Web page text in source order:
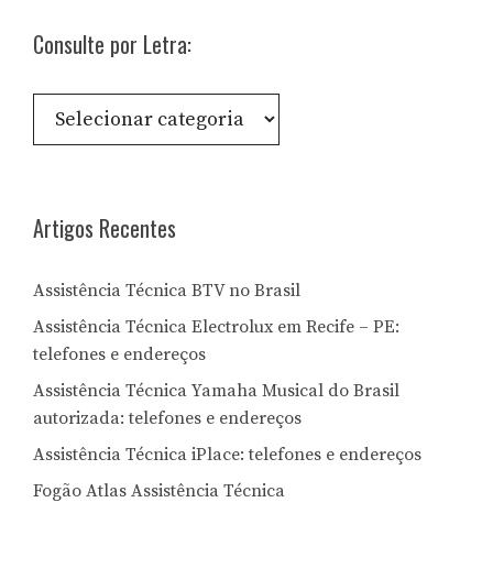
Consulte por Letra:
Consulte
por
Artigos Recentes
Assistência Técnica BTV no Brasil
Assistência Técnica Electrolux em Recife – PE:
telefones e endereços
Assistência Técnica Yamaha Musical do Brasil
autorizada: telefones e endereços
Assistência Técnica iPlace: telefones e endereços
Fogão Atlas Assistência Técnica